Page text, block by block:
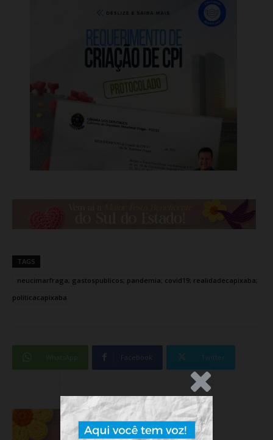
TAGS
neucimarfraga; gastospublicos; pandemia; covid19; realidadecapixaba;
politicacapixaba
Facebook Twitter